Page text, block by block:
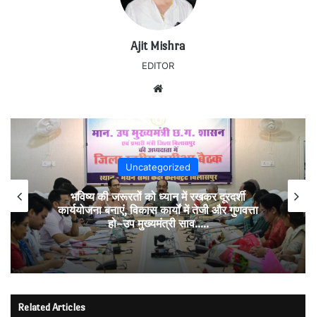
Ajit Mishra
EDITOR
Uncategorized
भविष्य की जरूरतों को ध्यान में रखकर दूरदर्शी
कार्ययोजना बनाएं, विकास कार्यों में तेजी और गुणवत्ता
हो–उप मुख्यमंत्री साव…..
Related Articles